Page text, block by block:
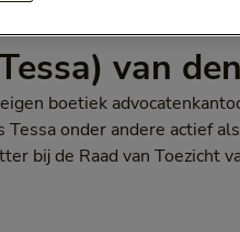
van
boetiek
onder andere actief
bij de Raad van Toezicht